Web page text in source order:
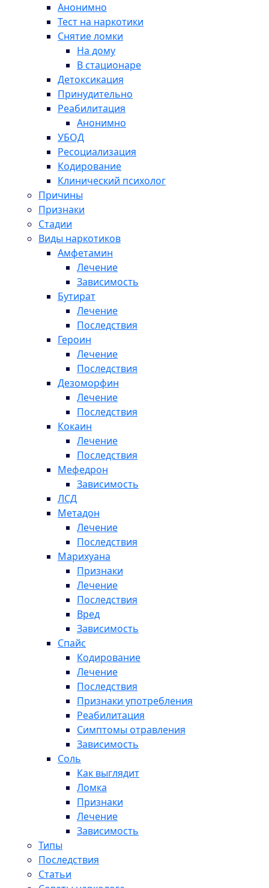
Анонимно
Тест на наркотики
Снятие ломки
На дому
В стационаре
Детоксикация
Принудительно
Реабилитация
Анонимно
УБОД
Ресоциализация
Кодирование
Клинический психолог
Причины
Признаки
Стадии
Виды наркотиков
Амфетамин
Лечение
Зависимость
Бутират
Лечение
Последствия
Героин
Лечение
Последствия
Дезоморфин
Лечение
Последствия
Кокаин
Лечение
Последствия
Мефедрон
Зависимость
ЛСД
Метадон
Лечение
Последствия
Марихуана
Признаки
Лечение
Последствия
Вред
Зависимость
Спайс
Кодирование
Лечение
Последствия
Признаки употребления
Реабилитация
Симптомы отравления
Зависимость
Соль
Как выглядит
Ломка
Признаки
Лечение
Зависимость
Типы
Последствия
Статьи